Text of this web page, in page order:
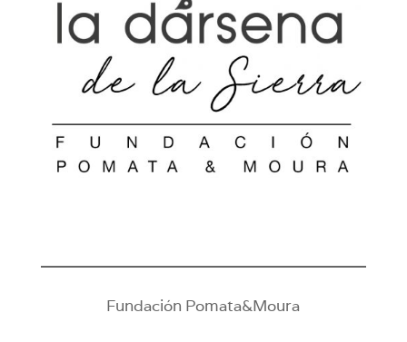
Fundación Pomata&Moura